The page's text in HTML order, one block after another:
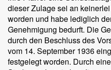
dieser Zulage sei an
worden und habe lediglich
Genehmigung bedurft. Die
durch den Beschluss des
vom 14. September 1936
festgelegt worden. Durch